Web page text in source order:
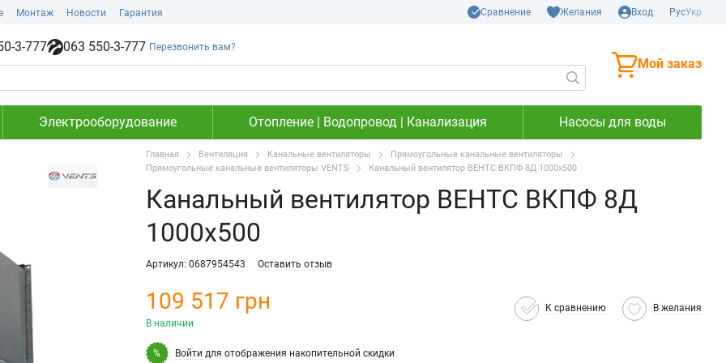
Монтаж Новости Гарантия Сравнение Желания Вход РусУкр
3-777 063 550-3-777 Перезвонить вам?
Мой заказ
Электрооборудование Отопление | Водопровод | Канализация Насосы для воды
Главная Вентиляция Канальные вентиляторы
Прямоугольные канальные вентиляторы
Прямоугольные канальные вентиляторы VENTS
Канальный вентилятор ВЕНТС ВКПФ 8Д 1000х500
Канальный вентилятор ВЕНТС ВКПФ 8Д
1000х500
Артикул: 0687954543 Оставить отзыв
109 517 грн
В наличии
К сравнению В желания
% Войти для отображения накопительной скидки